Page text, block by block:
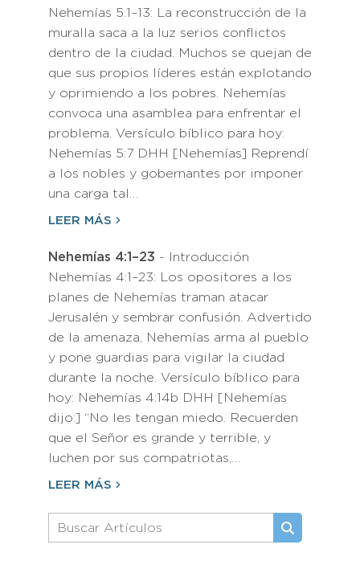
Nehemías 5:1–13: La reconstrucción de la
muralla saca a la luz serios conflictos
dentro de la ciudad. Muchos se quejan de
que sus propios líderes están explotando
y oprimiendo a los pobres. Nehemías
convoca una asamblea para enfrentar el
problema. Versículo bíblico para hoy:
Nehemías 5:7 DHH [Nehemías] Reprendí
a los nobles y gobernantes por imponer
una carga tal…
LEER MÁS
Nehemías 4:1–23 - Introducción
Nehemías 4:1–23: Los opositores a los
planes de Nehemías traman atacar
Jerusalén y sembrar confusión. Advertido
de la amenaza, Nehemías arma al pueblo
y pone guardias para vigilar la ciudad
durante la noche. Versículo bíblico para
hoy: Nehemías 4:14b DHH [Nehemías
dijo:] “No les tengan miedo. Recuerden
que el Señor es grande y terrible, y
luchen por sus compatriotas,…
LEER MÁS